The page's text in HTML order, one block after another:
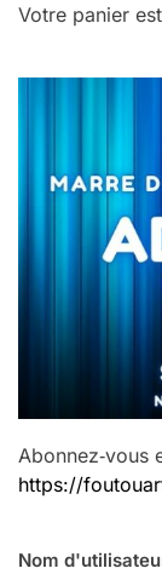
Votre panier
Abonnez‑vous
https://
Nom